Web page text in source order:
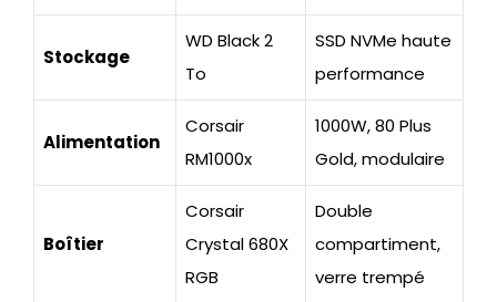
Stockage
WD Black 2
To
SSD NVMe haute
performance
Alimentation
Corsair
RM1000x
1000W, 80 Plus
Gold, modulaire
Boîtier
Corsair
Crystal 680X
RGB
Double
compartiment,
verre trempé